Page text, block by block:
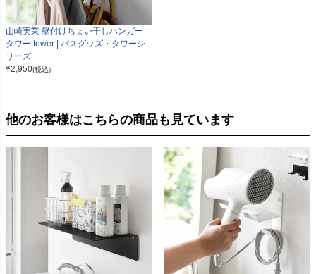
山崎実業 壁付けちょい干しハンガー
タワー tower | バスグッズ・タワーシ
リーズ
¥2,950(税込)
他のお客様はこちらの商品も見ています